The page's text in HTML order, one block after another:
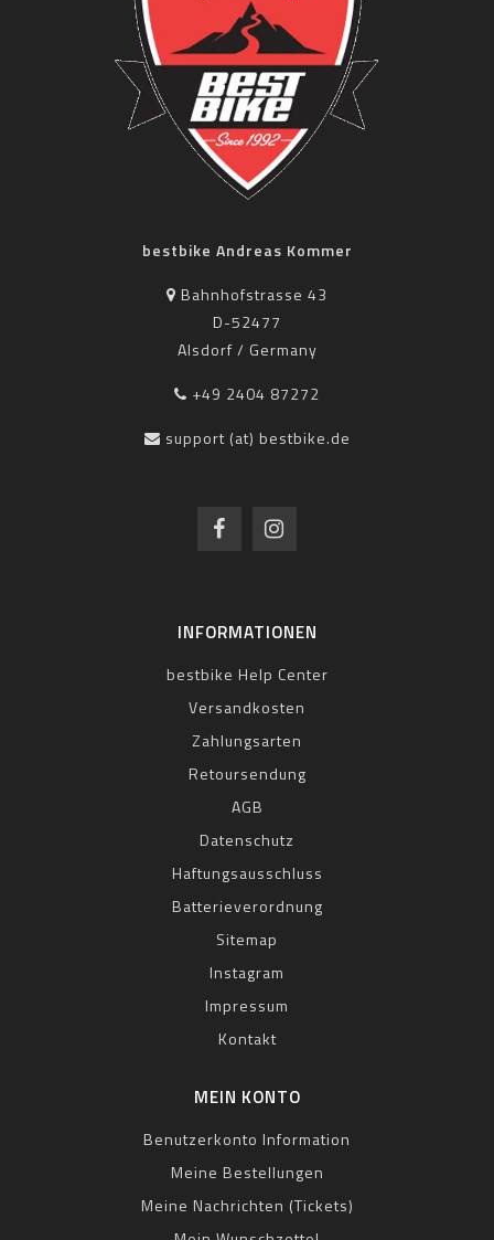
bestbike Andreas Kommer
Bahnhofstrasse 43
D-52477
Alsdorf / Germany
+49 2404 87272
support (at) bestbike.de
INFORMATIONEN
bestbike Help Center
Versandkosten
Zahlungsarten
Retoursendung
AGB
Datenschutz
Haftungsausschluss
Batterieverordnung
Sitemap
Instagram
Impressum
Kontakt
MEIN KONTO
Benutzerkonto Information
Meine Bestellungen
Meine Nachrichten (Tickets)